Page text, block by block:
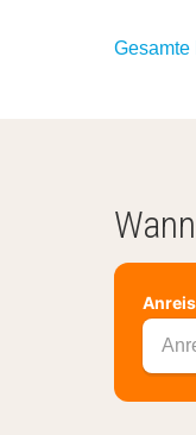
Gesamte